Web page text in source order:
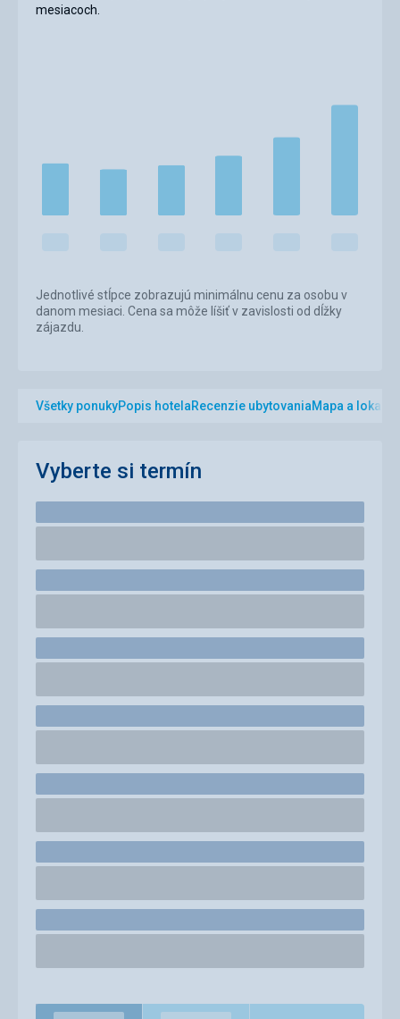
mesiacoch.
Jednotlivé stĺpce zobrazujú minimálnu cenu za osobu v
danom mesiaci. Cena sa môže líšiť v zavislosti od dĺžky
zájazdu.
Všetky ponukyPopis hotelaRecenzie ubytovaniaMapa a lokalita
Vyberte si termín